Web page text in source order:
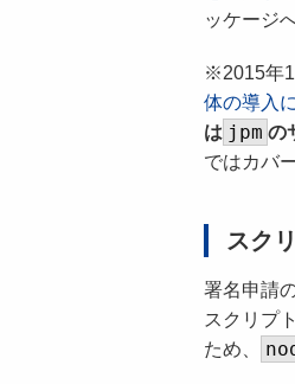
ッケージ
※2015年
体の導入
は jpm の
ではカバ
スク
署名申請
スクリプ
ため、